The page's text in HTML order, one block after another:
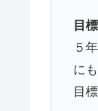
目
５
に
目